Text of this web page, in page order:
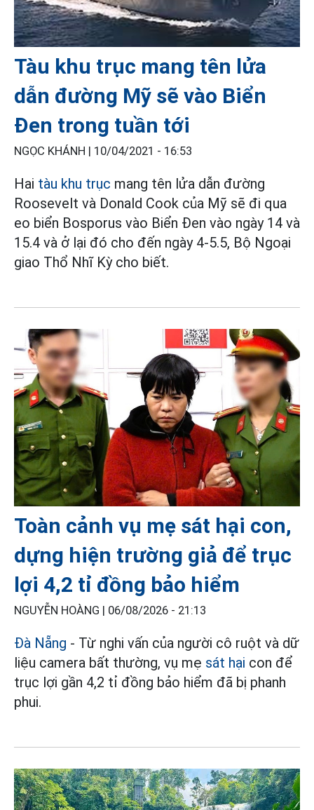
Tàu khu trục mang tên lửa
dẫn đường Mỹ sẽ vào Biển
Đen trong tuần tới
NGỌC KHÁNH | 10/04/2021 - 16:53
Hai tàu khu trục mang tên lửa dẫn đường
Roosevelt và Donald Cook của Mỹ sẽ đi qua
eo biển Bosporus vào Biển Đen vào ngày 14 và
15.4 và ở lại đó cho đến ngày 4-5.5, Bộ Ngoại
giao Thổ Nhĩ Kỳ cho biết.
Toàn cảnh vụ mẹ sát hại con,
dựng hiện trường giả để trục
lợi 4,2 tỉ đồng bảo hiểm
NGUYỄN HOÀNG | 06/08/2026 - 21:13
Đà Nẵng - Từ nghi vấn của người cô ruột và dữ
liệu camera bất thường, vụ mẹ sát hại con để
trục lợi gần 4,2 tỉ đồng bảo hiểm đã bị phanh
phui.